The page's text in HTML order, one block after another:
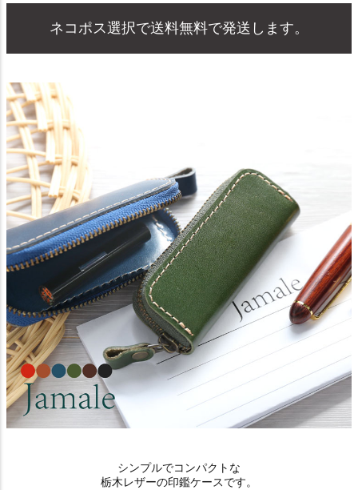
ネコポス選択で送料無料で発送します。
シンプルでコンパクトな
栃木レザーの印鑑ケースです。